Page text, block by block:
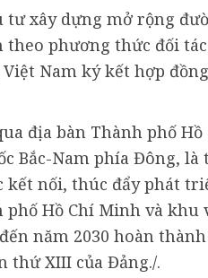
tư xây dựng mở rộng
theo phương thức đối
Nam ký kết hợp
địa bàn Thành phố
Bắc-Nam phía Đông,
kết nối, thúc đẩy phát
phố Hồ Chí Minh và
năm 2030 hoàn
thứ XIII của Đảng./.